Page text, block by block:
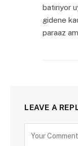
batırıyor
gidene
paraaz
LEAVE A